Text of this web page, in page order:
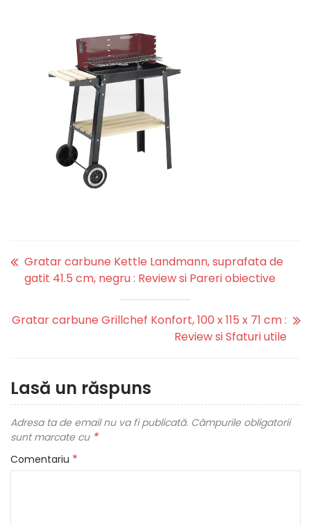
Gratar carbune Kettle Landmann, suprafata de
gatit 41.5 cm, negru : Review si Pareri obiective
Gratar carbune Grillchef Konfort, 100 x 115 x 71 cm :
Review si Sfaturi utile
Lasă un răspuns
Adresa ta de email nu va fi publicată. Câmpurile obligatorii
sunt marcate cu *
Comentariu *